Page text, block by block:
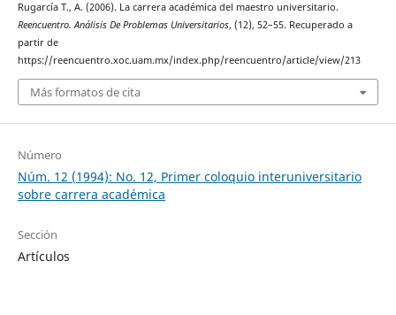
Rugarcía T., A. (2006). La carrera académica del maestro universitario.
Reencuentro. Análisis De Problemas Universitarios, (12), 52–55. Recuperado a
partir de
https://reencuentro.xoc.uam.mx/index.php/reencuentro/article/view/213
Más formatos de cita
Número
Núm. 12 (1994): No. 12, Primer coloquio interuniversitario
sobre carrera académica
Sección
Artículos